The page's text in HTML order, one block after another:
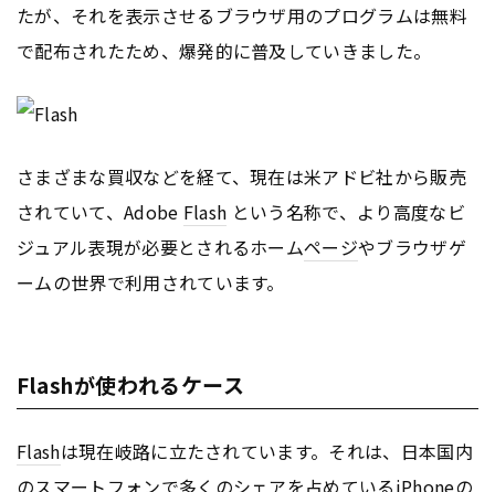
たが、それを表示させるブラウザ用のプログラムは無料
で配布されたため、爆発的に普及していきました。
さまざまな買収などを経て、現在は米アドビ社から販売
されていて、Adobe Flash という名称で、より高度なビ
ジュアル表現が必要とされるホームページやブラウザゲ
ームの世界で利用されています。
Flashが使われるケース
Flashは現在岐路に立たされています。それは、日本国内
のスマートフォンで多くのシェアを占めているiPhoneの